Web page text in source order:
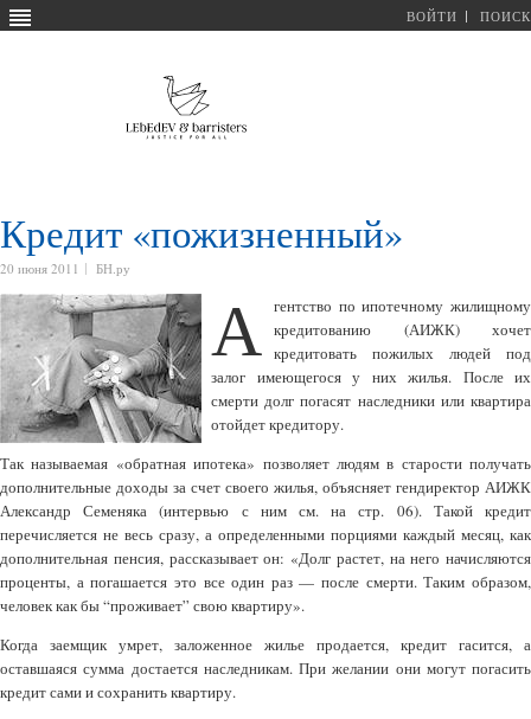
ВОЙТИ ПОИСК
Кредит «пожизненный»
20 июня 2011 БН.ру
А гентство по ипотечному жилищному
кредитованию (АИЖК) хочет
кредитовать пожилых людей под
залог имеющегося у них жилья. После их
смерти долг погасят наследники или квартира
отойдет кредитору.
Так называемая «обратная ипотека» позволяет людям в старости получать
дополнительные доходы за счет своего жилья, объясняет гендиректор АИЖК
Александр Семеняка (интервью с ним см. на стр. 06). Такой кредит
перечисляется не весь сразу, а определенными порциями каждый месяц, как
дополнительная пенсия, рассказывает он: «Долг растет, на него начисляются
проценты, а погашается это все один раз — после смерти. Таким образом,
человек как бы “проживает” свою квартиру».
Когда заемщик умрет, заложенное жилье продается, кредит гасится, а
оставшаяся сумма достается наследникам. При желании они могут погасить
кредит сами и сохранить квартиру.